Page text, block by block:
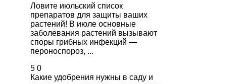
Ловите июльский список
препаратов для защиты ваших
растений! В июле основные
заболевания растений вызывают
споры грибных инфекций —
пероноспороз, ...
5 0
Какие удобрения нужны в саду и